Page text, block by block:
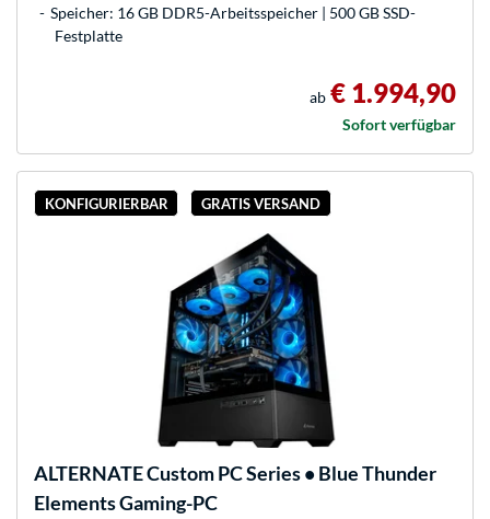
Speicher: 16 GB DDR5-Arbeitsspeicher | 500 GB SSD-
Festplatte
ab € 1.994,90
Sofort verfügbar
KONFIGURIERBAR GRATIS VERSAND
ALTERNATECustom PC Series • Blue Thunder
Elements Gaming-PC